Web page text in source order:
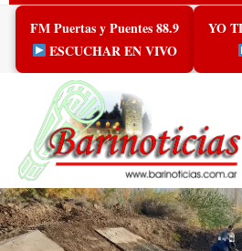
Skip
content
FM Puertas y Puentes 88.9
ESCUCHAR EN VIVO
YO